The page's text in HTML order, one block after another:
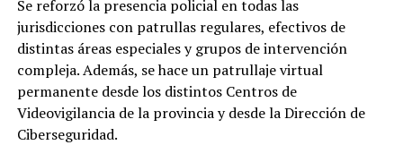
Se reforzó la presencia policial en todas las
jurisdicciones con patrullas regulares, efectivos de
distintas áreas especiales y grupos de intervención
compleja. Además, se hace un patrullaje virtual
permanente desde los distintos Centros de
Videovigilancia de la provincia y desde la Dirección de
Ciberseguridad.